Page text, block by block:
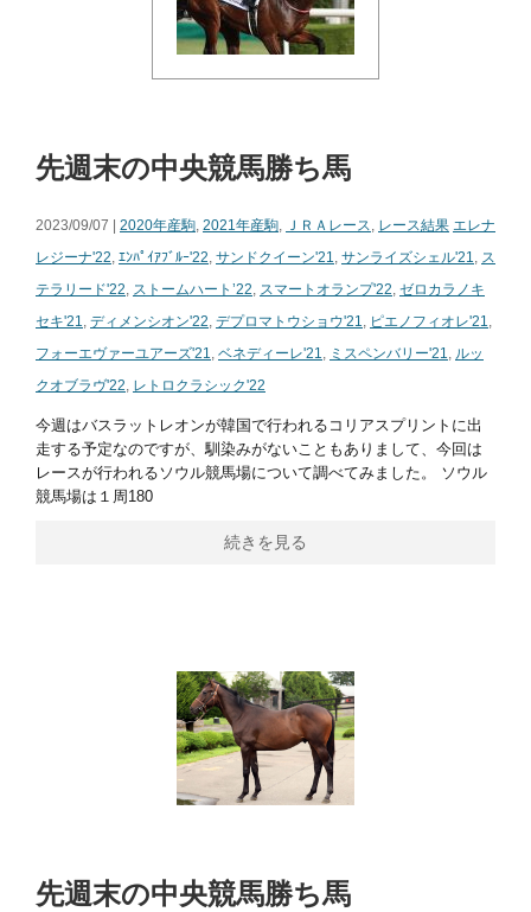
先週末の中央競馬勝ち馬
2023/09/07 | 2020年産駒, 2021年産駒, ＪＲＡレース, レース結果 エレナ
レジーナ'22, ｴﾝﾊﾟｲｱﾌﾞﾙｰ'22, サンドクイーン'21, サンライズシェル'21, ス
テラリード'22, ストームハート’22, スマートオランプ'22, ゼロカラノキ
セキ'21, ディメンシオン'22, デプロマトウショウ'21, ピエノフィオレ'21,
フォーエヴァーユアーズ'21, ベネディーレ'21, ミスペンバリー'21, ルッ
クオブラヴ'22, レトロクラシック'22
今週はバスラットレオンが韓国で行われるコリアスプリントに出
走する予定なのですが、馴染みがないこともありまして、今回は
レースが行われるソウル競馬場について調べてみました。 ソウル
競馬場は１周180
続きを見る
先週末の中央競馬勝ち馬